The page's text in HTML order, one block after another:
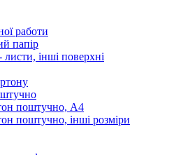
работи
папір
інші поверхні
поштучно, А4
поштучно, інші розміри